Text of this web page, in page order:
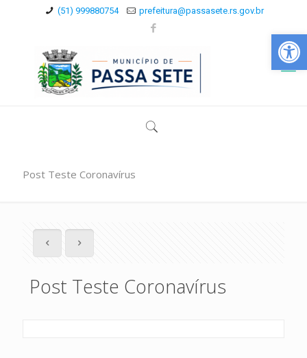
Abrir
(51) 999880754 prefeitura@passasete.rs.gov.br
Post Teste Coronavírus
Post Teste Coronavírus